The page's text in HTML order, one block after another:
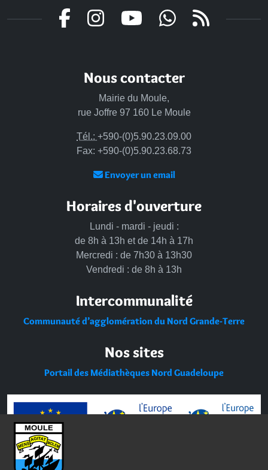
Nous contacter
Mairie du Moule,
rue Joffre 97 160 Le Moule
Tél.: +590-(0)5.90.23.09.00
Fax: +590-(0)5.90.23.68.73
Envoyer un email
Horaires d'ouverture
Lundi - mardi - jeudi :
de 8h à 13h et de 14h à 17h
Mercredi : de 7h30 à 13h30
Vendredi : de 8h à 13h
Intercommunalité
Communauté d’agglomération du Nord Grande-Terre
Nos sites
Portail des Médiathèques Nord Guadeloupe